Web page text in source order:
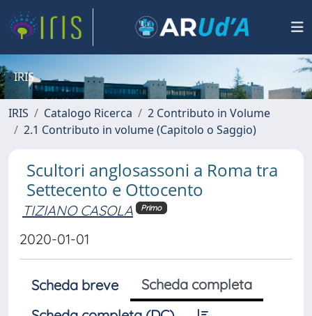
IRIS
IRIS Catalogo Ricerca
2 Contributo in Volume
2.1 Contributo in volume (Capitolo o Saggio)
Scultori anglosassoni a Roma tra
Settecento e Ottocento
TIZIANO CASOLA Primo
2020-01-01
Scheda breve
Scheda completa